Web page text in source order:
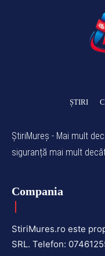
ȘTIRI
ȘtiriMureș - Mai mult
siguranță mai mult
Compania
StiriMures.ro este
SRL. Telefon: